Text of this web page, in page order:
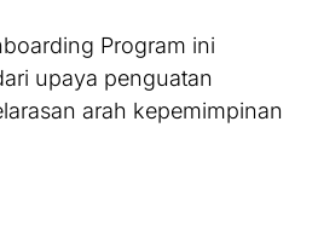
Program ini
upaya penguatan
arah kepemimpinan